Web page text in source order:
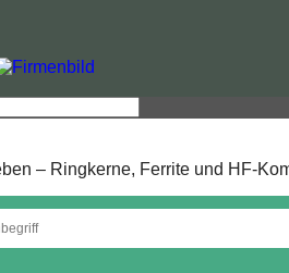
– Ringkerne, Ferrite und HF-